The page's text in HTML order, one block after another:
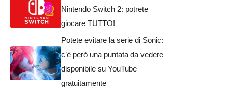
Nintendo Switch 2: potrete
giocare TUTTO!
Potete evitare la serie di Sonic:
c’è però una puntata da vedere
disponibile su YouTube
gratuitamente